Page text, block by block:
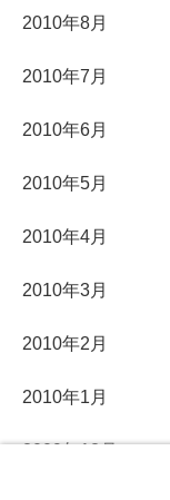
2010年8月
2010年7月
2010年6月
2010年5月
2010年4月
2010年3月
2010年2月
2010年1月